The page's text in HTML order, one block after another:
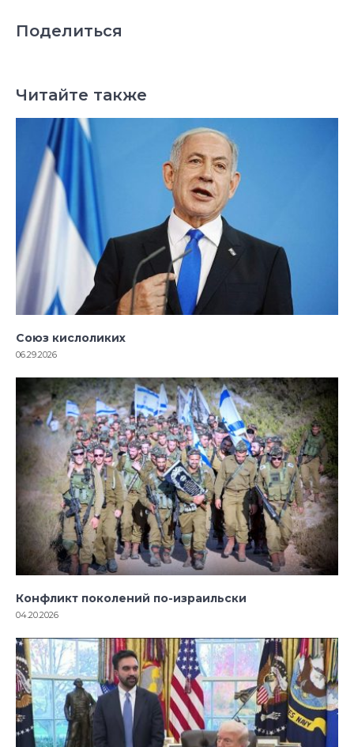
Поделиться
Читайте также
Союз кислоликих
06.29.2026
Конфликт поколений по-израильски
04.20.2026